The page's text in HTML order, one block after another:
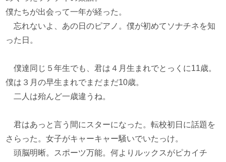
僕たちが出会って一年が経った。
忘れないよ、あの日のピアノ。僕が初めてソナチネを知
った日。
僕達同じ５年生でも、君は４月生まれでとっくに11歳。
僕は３月の早生まれでまだまだ10歳。
二人は殆んど一歳違うね。
君はあっと言う間にスターになった。転校初日に話題を
さらった。女子がキャーキャー騒いでいたっけ。
頭脳明晰。スポーツ万能。何よりルックスがピカイチ